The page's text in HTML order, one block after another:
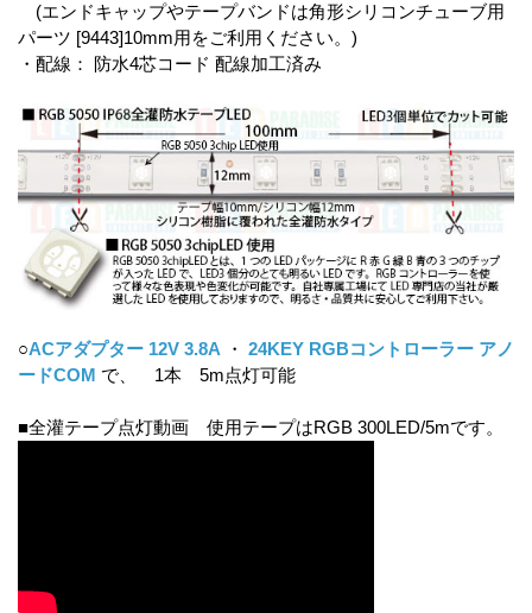
(エンドキャップやテープバンドは角形シリコンチューブ用
パーツ [9443]10mm用をご利用ください。)
・配線： 防水4芯コード 配線加工済み
○ACアダプター 12V 3.8A ・ 24KEY RGBコントローラー アノ
ードCOM で、 1本 5m点灯可能
■全灌テープ点灯動画 使用テープはRGB 300LED/5mです。